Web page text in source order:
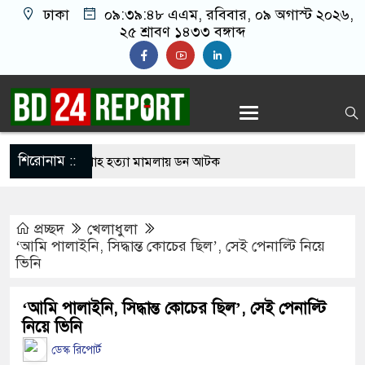
ঢাকা ০৯:৩৯:৪৯ এএম, রবিবার, ০৯ অগাস্ট ২০২৬,
২৫ শ্রাবণ ১৪৩৩ বঙ্গাব্দ
শিরোনাম ::
সালমান শাহ হত্যা মামলায় ডন আটক
বিএনপি ছাড়া কেউ মনোনয়নপত্র নেননি: ইসি সচিব
পরিদর্শনে গিয়ে দেখলেন দায়িত্ব অবহেলা, সিভিল
স্বাস্থ্যমন্ত্রীর
প্রচ্ছদ
খেলাধুলা
‘আমি পালাইনি, সিদ্ধান্ত কোচের ছিল’, সেই পেনাল্টি নিয়ে
ভিনি
‘আমি পালাইনি, সিদ্ধান্ত কোচের ছিল’, সেই পেনাল্টি
নিয়ে ভিনি
ডেস্ক রিপোর্ট